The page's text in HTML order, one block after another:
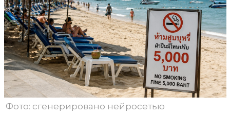
Фото: сгенерировано нейросетью